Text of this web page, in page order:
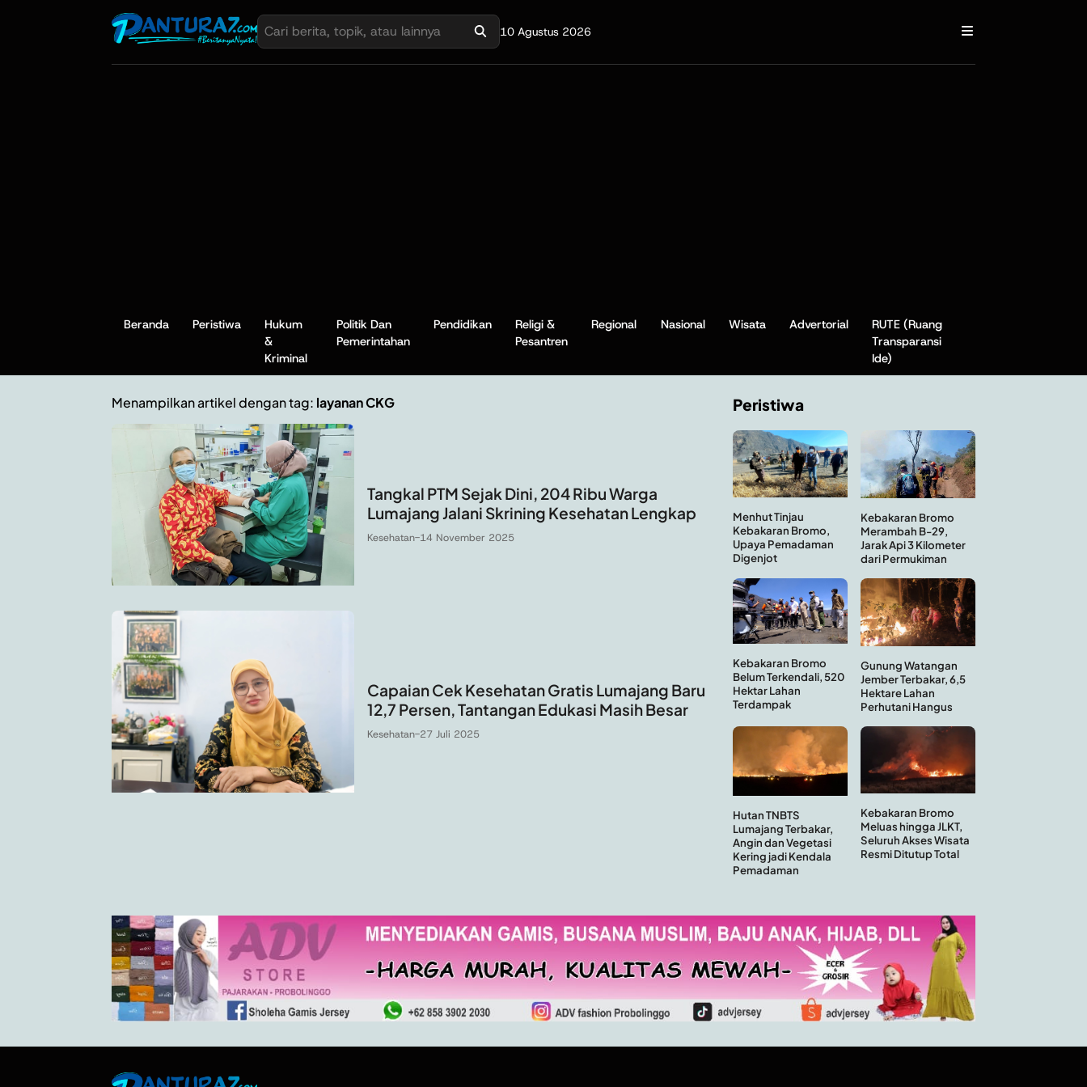
10 Agustus 2026
Beranda Peristiwa
Hukum
&
Kriminal
Politik Dan
Pemerintahan
Pendidikan
Religi &
Pesantren
Regional Nasional Wisata Advertorial
RUTE (Ruang
Transparansi
Ide)
Menampilkan artikel dengan tag: layanan CKG
Tangkal PTM Sejak Dini, 204 Ribu Warga
Lumajang Jalani Skrining Kesehatan Lengkap
Kesehatan-14 November 2025
Capaian Cek Kesehatan Gratis Lumajang Baru
12,7 Persen, Tantangan Edukasi Masih Besar
Kesehatan-27 Juli 2025
Peristiwa
Menhut Tinjau
Kebakaran Bromo,
Upaya Pemadaman
Digenjot
Kebakaran Bromo
Merambah B-29,
Jarak Api 3 Kilometer
dari Permukiman
Kebakaran Bromo
Belum Terkendali, 520
Hektar Lahan
Terdampak
Gunung Watangan
Jember Terbakar, 6,5
Hektare Lahan
Perhutani Hangus
Hutan TNBTS
Lumajang Terbakar,
Angin dan Vegetasi
Kering jadi Kendala
Pemadaman
Kebakaran Bromo
Meluas hingga JLKT,
Seluruh Akses Wisata
Resmi Ditutup Total